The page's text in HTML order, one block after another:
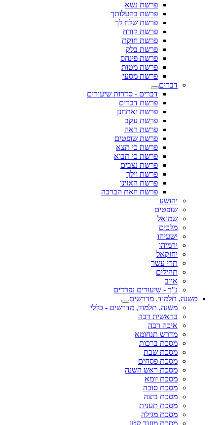
פרשת נשא
פרשת בהעלותך
פרשת שלח לך
פרשת קורח
פרשת חוקת
פרשת בלק
פרשת פינחס
פרשת מטות
פרשת מסעי
דברים
דברים - סדרות שיעורים
פרשת דברים
פרשת ואתחנן
פרשת עקב
פרשת ראה
פרשת שופטים
פרשת כי תצא
פרשת כי תבוא
פרשת נצבים
פרשת וילך
פרשת האזינו
פרשת וזאת הברכה
יהושע
שופטים
שמואל
מלכים
ישעיהו
ירמיהו
יחזקאל
תרי עשר
תהילים
איוב
נ"ך - שיעורים נפרדים
משנה, תלמוד, מדרשים
משנה, תלמוד, מדרשים - כללי
בראשית רבה
איכה רבה
מדרש תנחומא
מסכת ברכות
מסכת שבת
מסכת פסחים
מסכת ראש השנה
מסכת יומא
מסכת סוכה
מסכת ביצה
מסכת תענית
מסכת מגילה